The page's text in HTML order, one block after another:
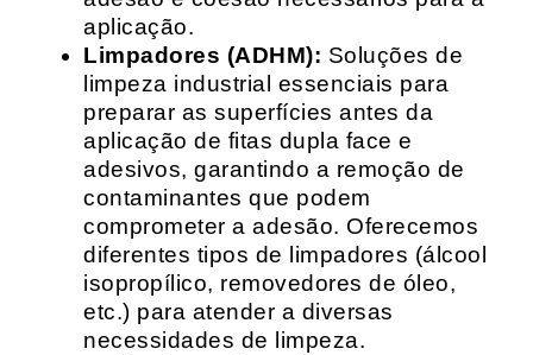
aplicação.
Limpadores (ADHM): Soluções de
limpeza industrial essenciais para
preparar as superfícies antes da
aplicação de fitas dupla face e
adesivos, garantindo a remoção de
contaminantes que podem
comprometer a adesão. Oferecemos
diferentes tipos de limpadores (álcool
isopropílico, removedores de óleo,
etc.) para atender a diversas
necessidades de limpeza.